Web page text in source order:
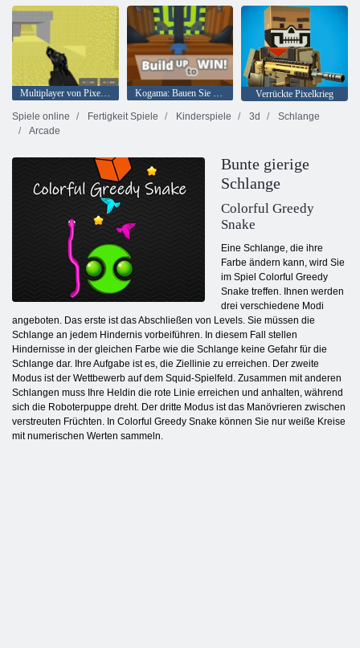
Multiplayer von Pixel Combat Kogama: Bauen Sie auf, um zu gewinnen
Verrückte Pixelkrieg
Spiele online
Fertigkeit Spiele Kinderspiele 3d
Schlange
Arcade
Bunte gierige
Schlange
Colorful Greedy
Snake
Eine Schlange, die ihre
Farbe ändern kann, wird Sie
im Spiel Colorful Greedy
Snake treffen. Ihnen werden
drei verschiedene Modi
angeboten. Das erste ist das Abschließen von Levels. Sie müssen die
Schlange an jedem Hindernis vorbeiführen. In diesem Fall stellen
Hindernisse in der gleichen Farbe wie die Schlange keine Gefahr für die
Schlange dar. Ihre Aufgabe ist es, die Ziellinie zu erreichen. Der zweite
Modus ist der Wettbewerb auf dem Squid-Spielfeld. Zusammen mit anderen
Schlangen muss Ihre Heldin die rote Linie erreichen und anhalten, während
sich die Roboterpuppe dreht. Der dritte Modus ist das Manövrieren zwischen
verstreuten Früchten. In Colorful Greedy Snake können Sie nur weiße Kreise
mit numerischen Werten sammeln.